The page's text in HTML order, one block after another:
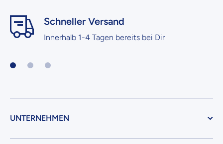
Schneller Versand
Innerhalb 1-4 Tagen bereits bei Dir
UNTERNEHMEN